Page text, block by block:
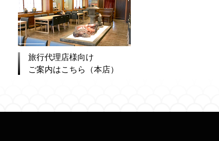
旅行代理店様向け
ご案内はこちら（本店）